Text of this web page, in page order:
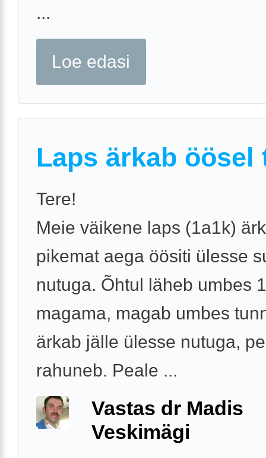
...
Loe edasi
Laps ärkab öösel
Tere!
Meie väikene laps (1a1k)
pikemat aega öösiti ülesse
nutuga. Õhtul läheb umbes
magama, magab umbes
ärkab jälle ülesse nutuga,
rahuneb. Peale ...
Vastas dr Madis
Veskimägi